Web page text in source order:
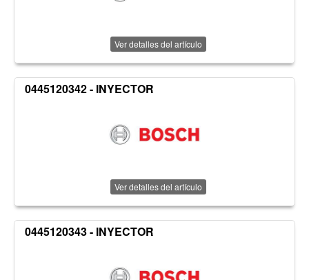
Ver detalles del artículo
0445120342 - INYECTOR
Ver detalles del artículo
0445120343 - INYECTOR